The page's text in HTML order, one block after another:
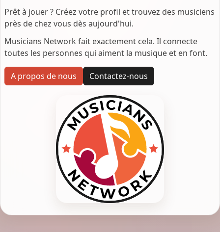
Prêt à jouer ? Créez votre profil et trouvez des musiciens
près de chez vous dès aujourd'hui.
Musicians Network fait exactement cela. Il connecte
toutes les personnes qui aiment la musique et en font.
A propos de nous Contactez-nous